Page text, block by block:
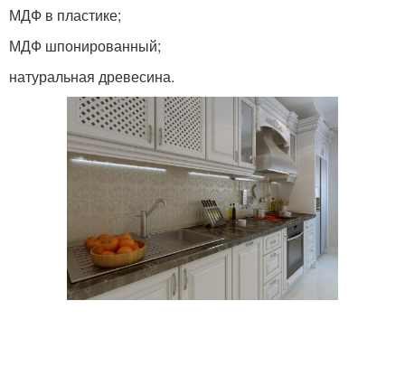
МДФ в пластике;
МДФ шпонированный;
натуральная древесина.